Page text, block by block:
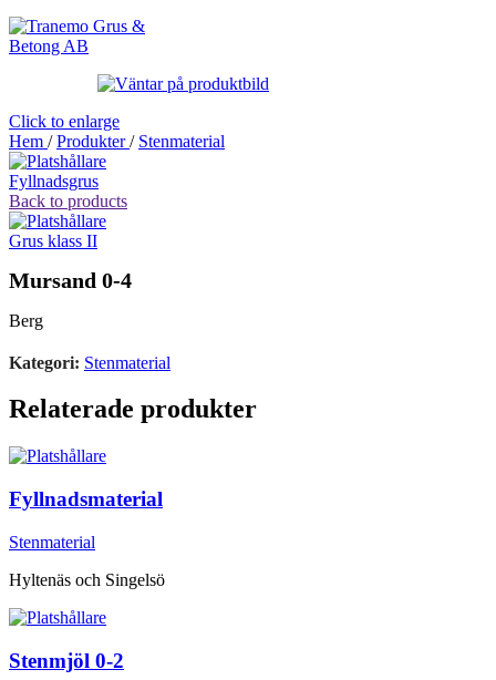
Click to enlarge
Hem / Produkter/ Stenmaterial
Fyllnadsgrus
Back to products
Grus klass II
Mursand 0-4
Berg
Kategori: Stenmaterial
Relaterade produkter
Fyllnadsmaterial
Stenmaterial
Hyltenäs och Singelsö
Stenmjöl 0-2